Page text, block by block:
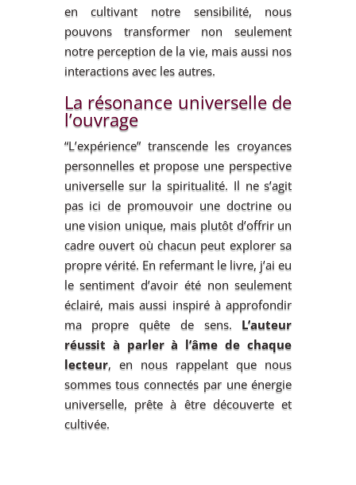
en cultivant notre sensibilité, nous
pouvons transformer non seulement
notre perception de la vie, mais aussi nos
interactions avec les autres.
La résonance universelle de
l’ouvrage
“L’expérience” transcende les croyances
personnelles et propose une perspective
universelle sur la spiritualité. Il ne s’agit
pas ici de promouvoir une doctrine ou
une vision unique, mais plutôt d’offrir un
cadre ouvert où chacun peut explorer sa
propre vérité. En refermant le livre, j’ai eu
le sentiment d’avoir été non seulement
éclairé, mais aussi inspiré à approfondir
ma propre quête de sens. L’auteur
réussit à parler à l’âme de chaque
lecteur, en nous rappelant que nous
sommes tous connectés par une énergie
universelle, prête à être découverte et
cultivée.